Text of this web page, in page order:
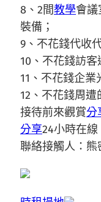
8、2間教學會議
裝備；
9、不花錢代收
10、不花錢訪客
11、不花錢企業
12、不花錢周遭
接待前來觀賞分
分享24小時在線
聯絡接觸人：熊